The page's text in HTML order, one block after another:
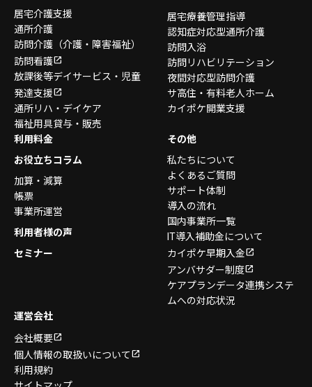
居宅介護支援
通所介護
訪問介護 （介護・障害福祉）
訪問看護
放課後等デイサービス・ 児童
発達支援
通所リハ・デイケア
福祉用具貸与・販売
居宅療養管理指導
認知症対応型通所介護
訪問入浴
訪問リハビリテーション
夜間対応型訪問介護
サ高住・有料老人ホーム
カイポケ開業支援
利用料金
お役立ちコラム
加算・減算
帳票
事業所運営
利用者様の声
セミナー
その他
私たちについて
よくあるご質問
サポート体制
導入の流れ
国内事業所一覧
IT導入補助金について
カイポケ早期入金
アンバサダー制度
ケアプランデータ連携システ
ムへの対応状況
運営会社
会社概要
個人情報の取扱いについて
利用規約